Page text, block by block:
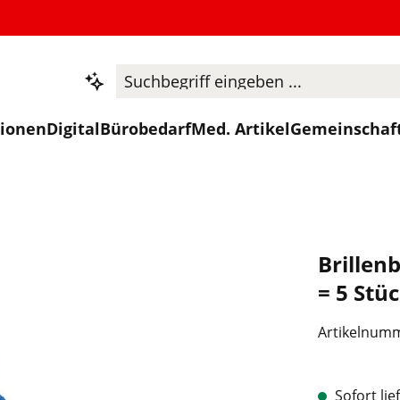
DigitalBürobedarfMed. Artikel
= 5
Sofort